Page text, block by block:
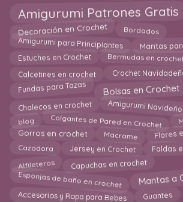
Amigurumi Patrones Gratis
Decoración en Crochet Bordados
Amigurumi para Principiantes Mantas
Estuches en Crochet Bermudas en
Calcetines en crochet Crochet
Fundas para Tazas Bolsas en Crochet
Chalecos en crochet Amigurumi Navideño
blog Colgantes de Pared en Crochet
Gorros en crochet Macrame Flores
Cazadora Jersey en Crochet Faldas
Alfileteros Capuchas en crochet
Esponjas de baño en crochet Mantas a
Accesorios y Ropa para Bebes Guantes